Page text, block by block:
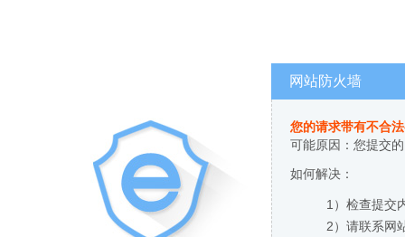
网站防火墙
您的请求带有不合
可能原因：您提交
如何解决：
1）检查提交
2）请联系网